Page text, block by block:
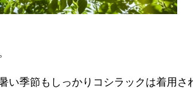
い季節もしっかりコシラックは着用さ